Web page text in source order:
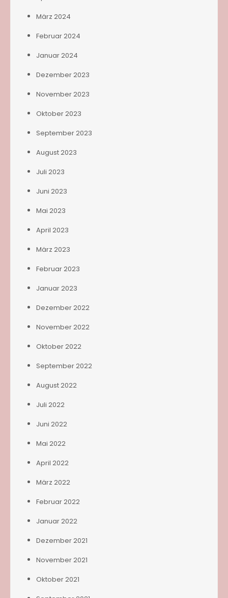
März 2024
Februar 2024
Januar 2024
Dezember 2023
November 2023
Oktober 2023
September 2023
August 2023
Juli 2023
Juni 2023
Mai 2023
April 2023
März 2023
Februar 2023
Januar 2023
Dezember 2022
November 2022
Oktober 2022
September 2022
August 2022
Juli 2022
Juni 2022
Mai 2022
April 2022
März 2022
Februar 2022
Januar 2022
Dezember 2021
November 2021
Oktober 2021